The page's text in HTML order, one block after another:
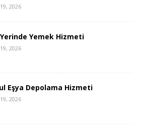
2026
Yemek Hizmeti
2026
Eşya Depolama Hizmeti
2026